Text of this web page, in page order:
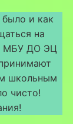
и как
на
МБУ ДО ЭЦ
школьным
чисто!